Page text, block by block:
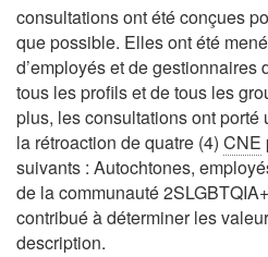
consultations ont été conçues
que possible. Elles ont été
d’employés et de gestionnaires
tous les profils et de tous les
plus, les consultations ont
la rétroaction de quatre (4) CNE
suivants : Autochtones,
de la communauté
contribué à déterminer les
description.